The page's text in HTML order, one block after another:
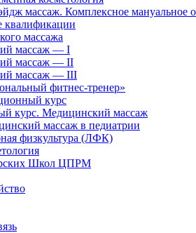
массаж. Комплексное мануальное
массажа
массаж — I
массаж — II
массаж — III
фитнес-тренер»
курс
курс. Медицинский массаж
массаж в педиатрии
физкультура (ЛФК)
Школ ЦПРМ